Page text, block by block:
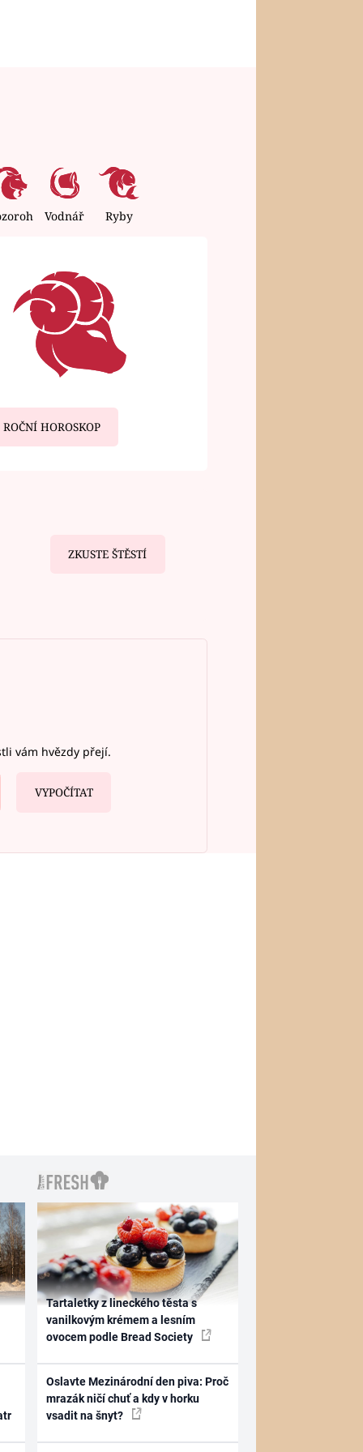
Vodnář Ryby
ROČNÍ HOROSKOP
ZKUSTE ŠTĚSTÍ
vám hvězdy přejí.
VYPOČÍTAT
Tartaletky z lineckého těsta s
vanilkovým krémem a lesním
ovocem podle Bread Society
Oslavte Mezinárodní den piva: Proč
mrazák ničí chuť a kdy v horku
vsadit na šnyt?